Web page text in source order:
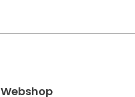
Webshop